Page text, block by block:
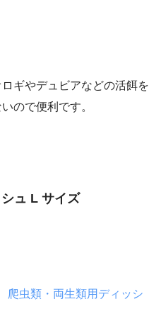
ギやデュビアなどの活餌を
ので便利です。
ュ L サイズ
虫類・両生類用ディッシ